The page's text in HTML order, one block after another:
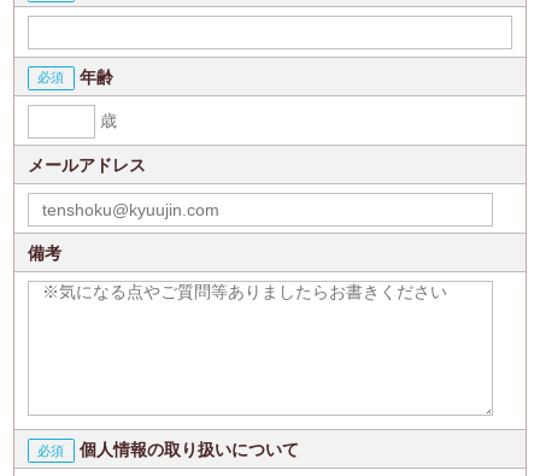
年齢
歳
メールアドレス
備考
個人情報の取り扱いについて